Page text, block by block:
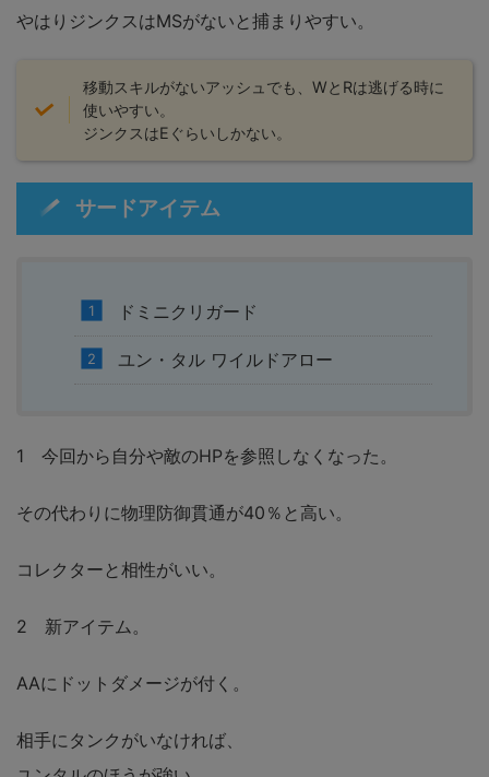
やはりジンクスはMSがないと捕まりやすい。
移動スキルがないアッシュでも、WとRは逃げる時に
使いやすい。
ジンクスはEぐらいしかない。
サードアイテム
ドミニクリガード
ユン・タル ワイルドアロー
1 今回から自分や敵のHPを参照しなくなった。
その代わりに物理防御貫通が40％と高い。
コレクターと相性がいい。
2 新アイテム。
AAにドットダメージが付く。
相手にタンクがいなければ、